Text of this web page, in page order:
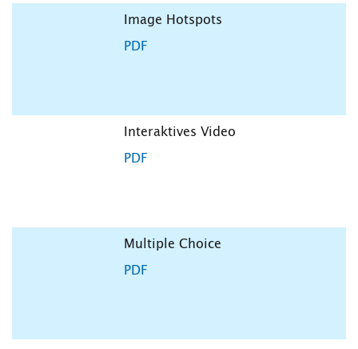
Image Hotspots
PDF
Interaktives Video
PDF
Multiple Choice
PDF